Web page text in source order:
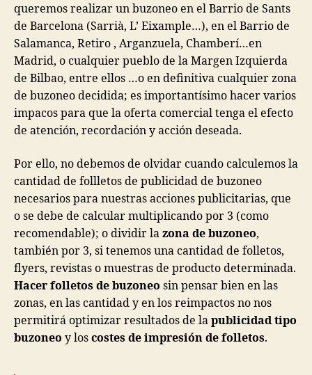
queremos realizar un buzoneo en el Barrio de Sants
de Barcelona (Sarrià, L’ Eixample…), en el Barrio de
Salamanca, Retiro , Arganzuela, Chamberí…en
Madrid, o cualquier pueblo de la Margen Izquierda
de Bilbao, entre ellos …o en definitiva cualquier zona
de buzoneo decidida; es importantísimo hacer varios
impacos para que la oferta comercial tenga el efecto
de atención, recordación y acción deseada.
Por ello, no debemos de olvidar cuando calculemos la
cantidad de follletos de publicidad de buzoneo
necesarios para nuestras acciones publicitarias, que
o se debe de calcular multiplicando por 3 (como
recomendable); o dividir la zona de buzoneo,
también por 3, si tenemos una cantidad de folletos,
flyers, revistas o muestras de producto determinada.
Hacer folletos de buzoneo sin pensar bien en las
zonas, en las cantidad y en los reimpactos no nos
permitirá optimizar resultados de la publicidad tipo
buzoneo y los costes de impresión de folletos.